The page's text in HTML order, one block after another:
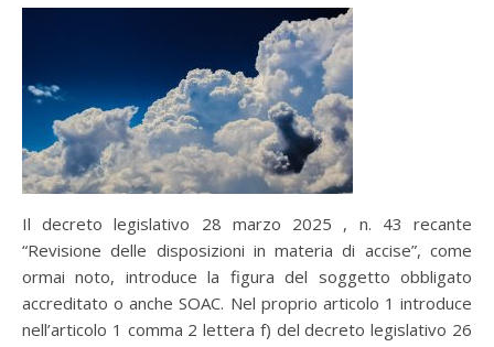
Il decreto legislativo 28 marzo 2025 , n. 43 recante
“Revisione delle disposizioni in materia di accise”, come
ormai noto, introduce la figura del soggetto obbligato
accreditato o anche SOAC. Nel proprio articolo 1 introduce
nell’articolo 1 comma 2 lettera f) del decreto legislativo 26